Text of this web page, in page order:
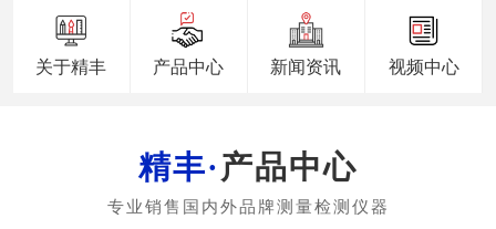
关于精丰 产品中心 新闻资讯 视频中心
产品中心